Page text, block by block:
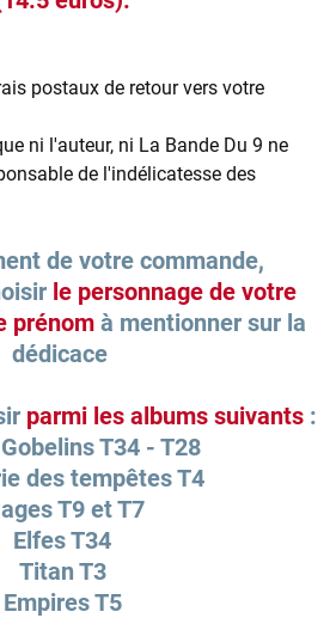
postaux de retour vers votre
ni l'auteur, ni La Bande Du 9 ne
de l'indélicatesse des
de votre commande,
le personnage de votre
prénom à mentionner sur la
dédicace
parmi les albums suivants :
T34 - T28
des tempêtes T4
T9 et T7
Elfes T34
Titan T3
Empires T5